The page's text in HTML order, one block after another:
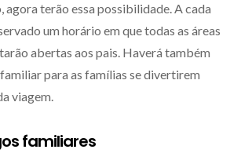
agora terão essa possibilidade. A cada
um horário em que todas as áreas
abertas aos pais. Haverá também
para as famílias se divertirem
viagem.
familiares